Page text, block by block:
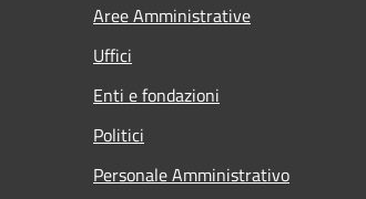
Aree Amministrative
Uffici
Enti e fondazioni
Politici
Personale Amministrativo